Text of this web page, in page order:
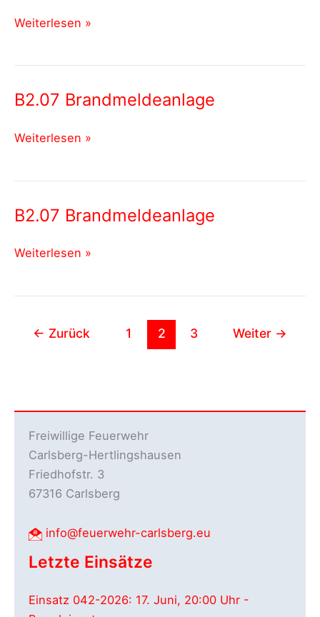
B2.07
Weiterlesen »
B2.07 Brandmeldeanlage
B2.07
Weiterlesen »
B2.07 Brandmeldeanlage
B2.07
Weiterlesen »
← Zurück 1 2 3 Weiter →
Freiwillige Feuerwehr
Carlsberg-Hertlingshausen
Friedhofstr. 3
67316 Carlsberg
info@feuerwehr-carlsberg.eu
Letzte Einsätze
Einsatz 042-2026: 17. Juni, 20:00 Uhr -